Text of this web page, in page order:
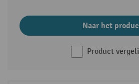
Naar het
Product